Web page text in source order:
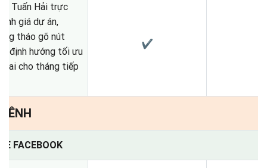
Tuấn Hải trực
giá dự án,
tháo gõ nút
định hướng tối ưu
cho tháng tiếp
✔
FACEBOOK